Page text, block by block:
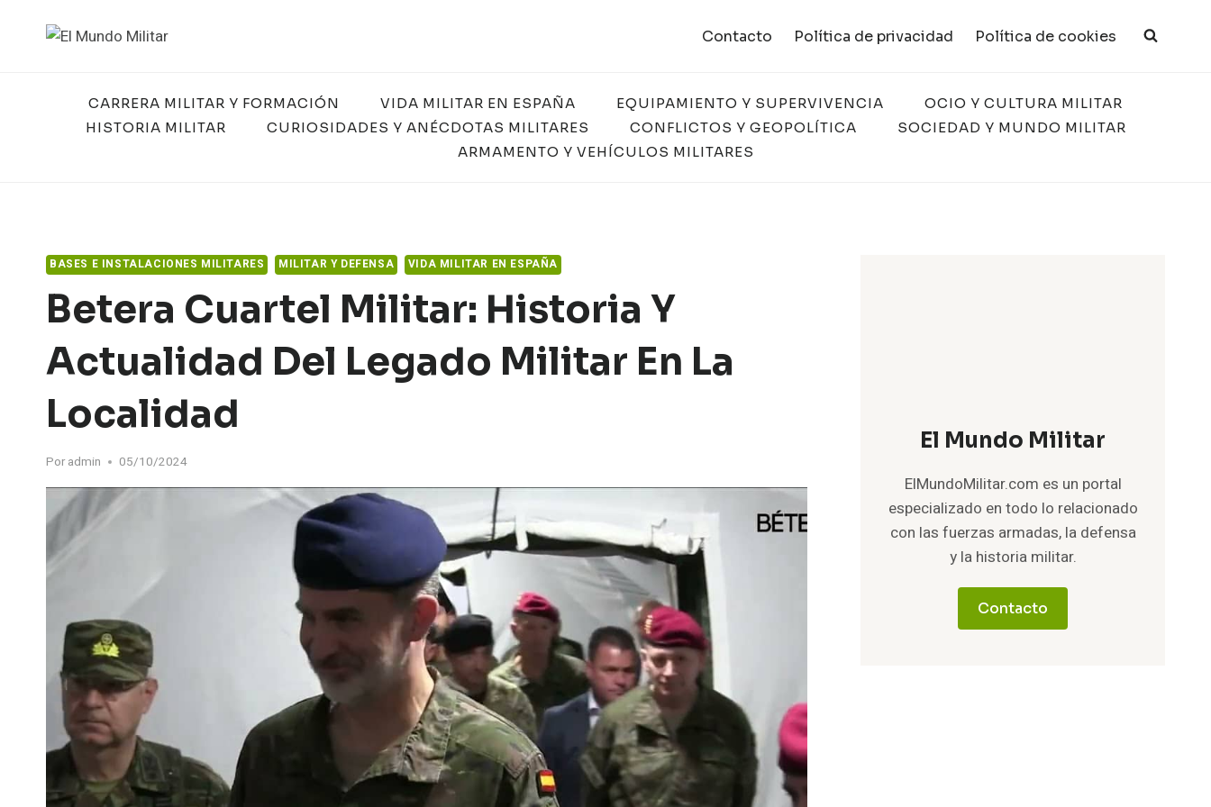
Contacto Política de privacidad Política de cookies
CARRERA MILITAR Y FORMACIÓN VIDA MILITAR EN ESPAÑA EQUIPAMIENTO Y SUPERVIVENCIA
OCIO Y CULTURA MILITAR
HISTORIA MILITAR
CURIOSIDADES Y ANÉCDOTAS MILITARES CONFLICTOS Y GEOPOLÍTICA
SOCIEDAD Y MUNDO MILITAR
ARMAMENTO Y VEHÍCULOS MILITARES
BASES E INSTALACIONES MILITARES MILITAR Y DEFENSA VIDA MILITAR EN ESPAÑA
Betera Cuartel Militar: Historia Y
Actualidad Del Legado Militar En La
Localidad
Por admin 05/10/2024
El Mundo Militar
ElMundoMilitar.com es un portal
especializado en todo lo relacionado
con las fuerzas armadas, la defensa
y la historia militar.
Contacto